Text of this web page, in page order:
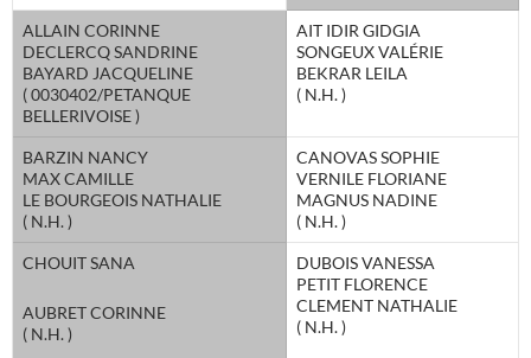
ALLAIN CORINNE
DECLERCQ SANDRINE
BAYARD JACQUELINE
( 0030402/PETANQUE
BELLERIVOISE )
AIT IDIR GIDGIA
SONGEUX VALÉRIE
BEKRAR LEILA
( N.H. )
BARZIN NANCY
MAX CAMILLE
LE BOURGEOIS NATHALIE
( N.H. )
CANOVAS SOPHIE
VERNILE FLORIANE
MAGNUS NADINE
( N.H. )
CHOUIT SANA
AUBRET CORINNE
( N.H. )
DUBOIS VANESSA
PETIT FLORENCE
CLEMENT NATHALIE
( N.H. )